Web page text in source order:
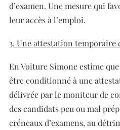
d’examen. Une mesure qui
leur accès à l’emploi.
3. Une attestation temporaire
En Voiture Simone estime
être conditionné à une
délivrée par le moniteur de
des candidats peu ou mal
créneaux d’examens, au